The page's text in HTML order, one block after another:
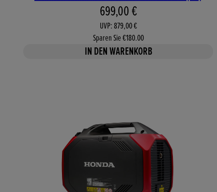
Aktueller Preis: 699,00 €.
699,00 €
UVP: 879,00 €
Sparen Sie €180.00
IN DEN WARENKORB